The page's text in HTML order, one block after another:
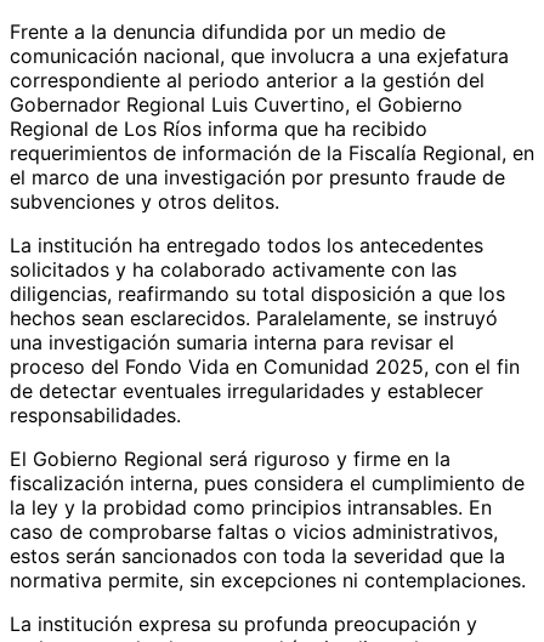
Frente a la denuncia difundida por un medio de
comunicación nacional, que involucra a una exjefatura
correspondiente al periodo anterior a la gestión del
Gobernador Regional Luis Cuvertino, el Gobierno
Regional de Los Ríos informa que ha recibido
requerimientos de información de la Fiscalía Regional, en
el marco de una investigación por presunto fraude de
subvenciones y otros delitos.
La institución ha entregado todos los antecedentes
solicitados y ha colaborado activamente con las
diligencias, reafirmando su total disposición a que los
hechos sean esclarecidos. Paralelamente, se instruyó
una investigación sumaria interna para revisar el
proceso del Fondo Vida en Comunidad 2025, con el fin
de detectar eventuales irregularidades y establecer
responsabilidades.
El Gobierno Regional será riguroso y firme en la
fiscalización interna, pues considera el cumplimiento de
la ley y la probidad como principios intransables. En
caso de comprobarse faltas o vicios administrativos,
estos serán sancionados con toda la severidad que la
normativa permite, sin excepciones ni contemplaciones.
La institución expresa su profunda preocupación y